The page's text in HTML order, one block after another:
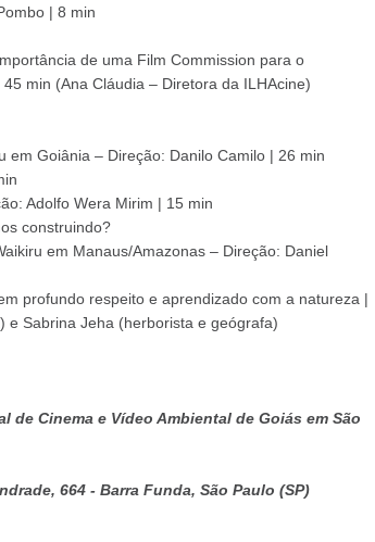
| 8 min
de uma Film Commission para o
min (Ana Cláudia – Diretora da ILHAcine)
Goiânia – Direção: Danilo Camilo | 26 min
Adolfo Wera Mirim | 15 min
construindo?
em Manaus/Amazonas – Direção: Daniel
profundo respeito e aprendizado com a natureza |
e Sabrina Jeha (herborista e geógrafa)
Cinema e Vídeo Ambiental de Goiás em São
664 - Barra Funda, São Paulo (SP)